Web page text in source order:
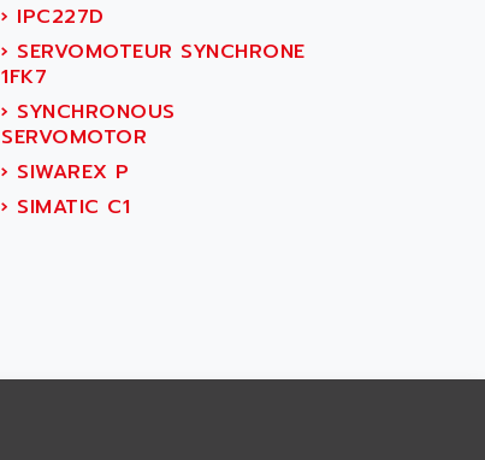
› IPC227D
› SERVOMOTEUR SYNCHRONE
1FK7
› SYNCHRONOUS
SERVOMOTOR
› SIWAREX P
› SIMATIC C1